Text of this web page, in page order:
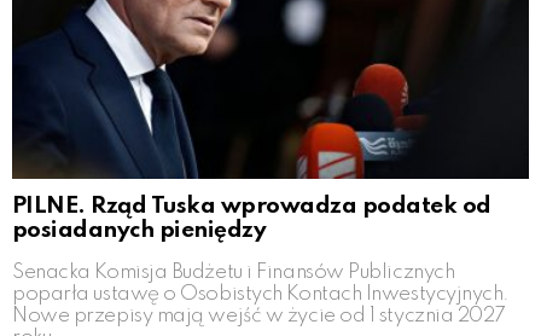
PILNE. Rząd Tuska wprowadza podatek od
posiadanych pieniędzy
Senacka Komisja Budżetu i Finansów Publicznych
poparła ustawę o Osobistych Kontach Inwestycyjnych.
Nowe przepisy mają wejść w życie od 1 stycznia 2027